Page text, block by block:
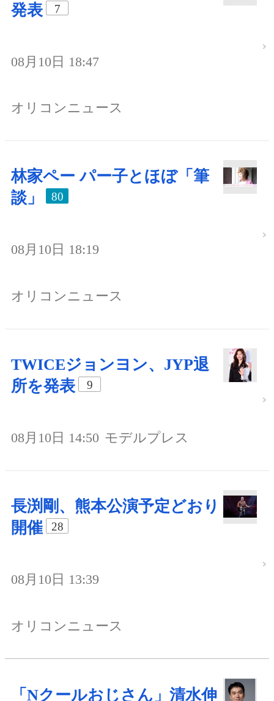
発表
7
08月10日 18:47
オリコンニュース
林家ペー パー子とほぼ「筆
談」
80
08月10日 18:19
オリコンニュース
TWICEジョンヨン、JYP退
所を発表
9
08月10日 14:50 モデルプレス
長渕剛、熊本公演予定どおり
開催
28
08月10日 13:39
オリコンニュース
「Nクールおじさん」清水伸